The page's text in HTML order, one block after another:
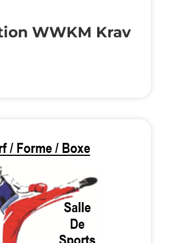
WWKM Krav